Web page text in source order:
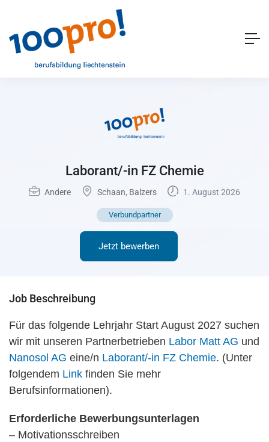
Laborant/-in FZ Chemie
Andere Schaan, Balzers 1. August 2026
Verbundpartner
Jetzt bewerben
Job Beschreibung
Für das folgende Lehrjahr Start August 2027 suchen
wir mit unseren Partnerbetrieben Labor Matt AG und
Nanosol AG eine/n Laborant/-in FZ Chemie. (Unter
folgendem Link finden Sie mehr
Berufsinformationen).
Erforderliche Bewerbungsunterlagen
– Motivationsschreiben